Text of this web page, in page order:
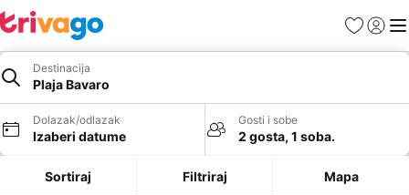
FavoritiPrijavi
Destinacija
Plaja Bavaro
Dolazak/odlazak
Izaberi datume
Gosti i sobe
2 gosta, 1 soba.
Sortiraj Filtriraj Mapa